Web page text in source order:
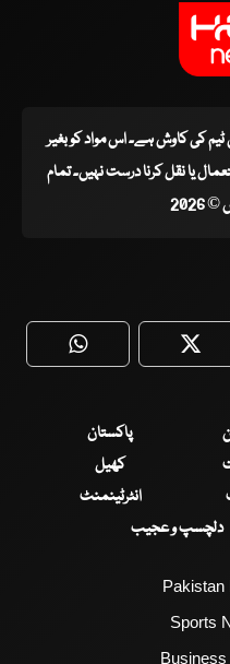
ٹیم کی کاوش ہے۔ اس مواد کو بغیر
یا نقل کرنا درست نہیں۔ تمام
WhatsApp
پاکستان
کھیل
انٹرٹینمنٹ
دلچسپ و عجیب
Pakistan
Sports